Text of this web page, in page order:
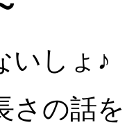
しょ♪
さの話